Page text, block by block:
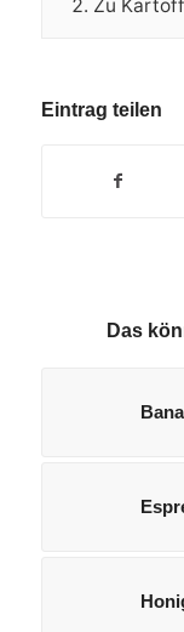
Zu
Eintrag teilen
Das